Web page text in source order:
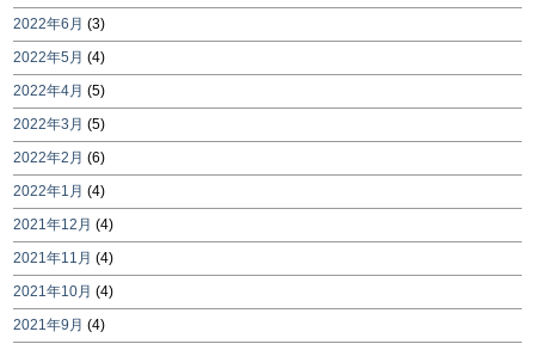
2022年6月 (3)
2022年5月 (4)
2022年4月 (5)
2022年3月 (5)
2022年2月 (6)
2022年1月 (4)
2021年12月 (4)
2021年11月 (4)
2021年10月 (4)
2021年9月 (4)